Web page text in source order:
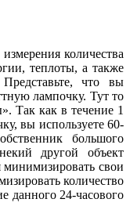
количества
теплоты, а также
что вы
лампочку. Тут то
Так как в течение 1
вы используете 60-
большого
другой объект
свои
количество
данного 24-часового